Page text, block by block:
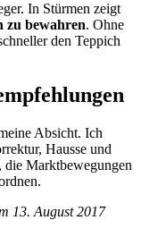
In Stürmen zeigt
zu bewahren. Ohne
den Teppich
Absicht. Ich
Hausse und
Marktbewegungen
13. August 2017